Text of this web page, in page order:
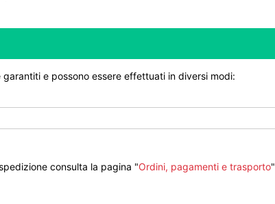
e possono essere effettuati in diversi modi:
consulta la pagina "Ordini, pagamenti e trasporto"